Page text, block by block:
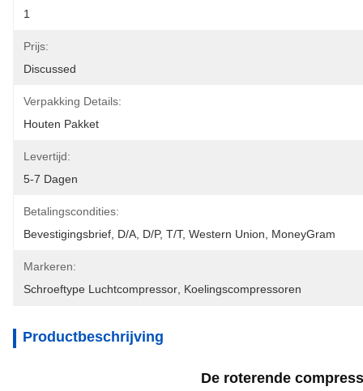
1
Prijs:
Discussed
Verpakking Details:
Houten Pakket
Levertijd:
5-7 Dagen
Betalingscondities:
Bevestigingsbrief, D/A, D/P, T/T, Western Union, MoneyGram
Markeren:
Schroeftype Luchtcompressor Koelingscompressoren
Productbeschrijving
De roterende